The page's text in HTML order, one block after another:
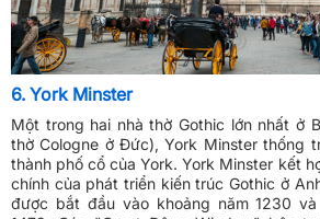
6. York Minster
Một trong hai nhà thờ Gothic lớn nhất ở
thờ Cologne ở Đức), York Minster thống
thành phố cổ của York. York Minster kết
chính của phát triển kiến trúc Gothic ở
được bắt đầu vào khoảng năm 1230